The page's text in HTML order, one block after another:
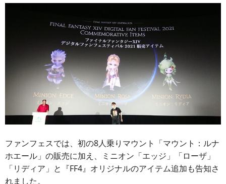
ファンフェスでは、初の8人乗りマウント「マウント：ルナ
ホエール」の販売に加え、ミニオン「エッジ」「ローザ」
「リディア」と『FF4』オリジナルのアイテム追加も告知さ
れました。